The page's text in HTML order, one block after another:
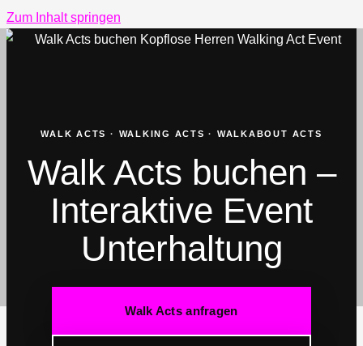
Zum Inhalt springen
WALK ACTS · WALKING ACTS · WALKABOUT ACTS
Walk Acts buchen –
Interaktive Event
Unterhaltung
Walk Acts anfragen